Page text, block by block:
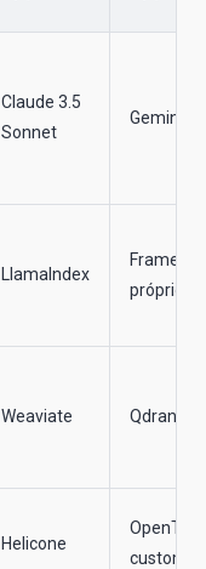
Claude 3.5
Sonnet
Gemini
LlamaIndex
próprio
Weaviate Qdrant
Helicone
custom